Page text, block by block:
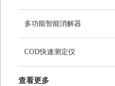
多功能智能消解器
COD快速测定仪
查看更多